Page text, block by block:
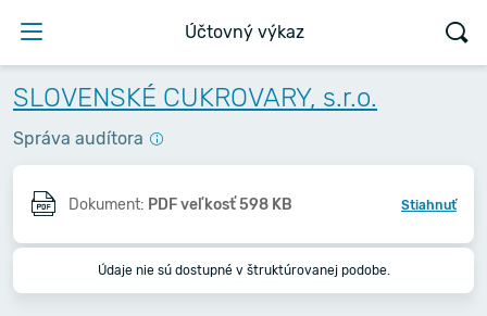
Účtovný výkaz
SLOVENSKÉ CUKROVARY, s.r.o.
Správa audítora
Dokument: PDF veľkosť 598 KB Stiahnuť
Údaje nie sú dostupné v štruktúrovanej podobe.